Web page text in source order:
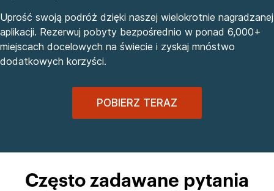
Uprość swoją podróż dzięki naszej wielokrotnie nagradzanej
aplikacji. Rezerwuj pobyty bezpośrednio w ponad 6,000+
miejscach docelowych na świecie i zyskaj mnóstwo
dodatkowych korzyści.
POBIERZ TERAZ
Często zadawane pytania